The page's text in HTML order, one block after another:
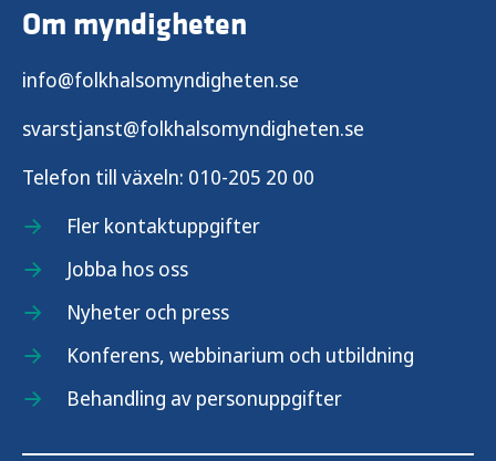
Om myndigheten
info@folkhalsomyndigheten.se
svarstjanst@folkhalsomyndigheten.se
Telefon till växeln: 010-205 20 00
Fler kontaktuppgifter
Jobba hos oss
Nyheter och press
Konferens, webbinarium och utbildning
Behandling av personuppgifter